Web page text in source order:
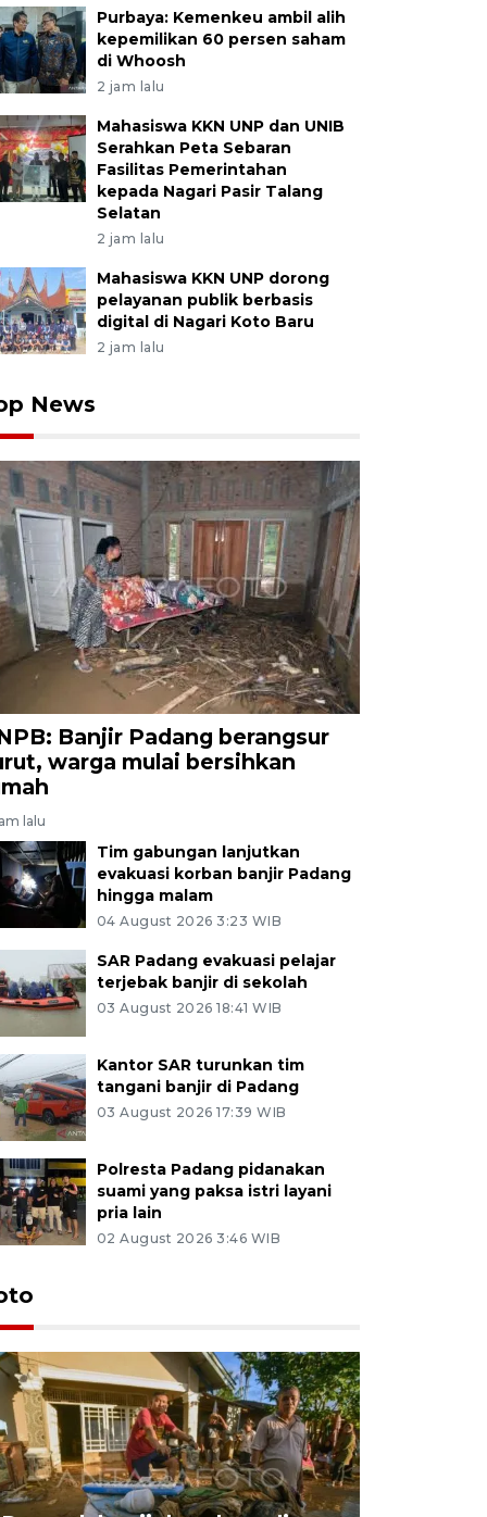
Purbaya: Kemenkeu ambil alih
kepemilikan 60 persen saham
di Whoosh
2 jam lalu
Mahasiswa KKN UNP dan UNIB
Serahkan Peta Sebaran
Fasilitas Pemerintahan
kepada Nagari Pasir Talang
Selatan
2 jam lalu
Mahasiswa KKN UNP dorong
pelayanan publik berbasis
digital di Nagari Koto Baru
2 jam lalu
News
Banjir Padang berangsur
warga mulai bersihkan
lalu
Tim gabungan lanjutkan
evakuasi korban banjir Padang
hingga malam
04 August 2026 3:23 WIB
SAR Padang evakuasi pelajar
terjebak banjir di sekolah
03 August 2026 18:41 WIB
Kantor SAR turunkan tim
tangani banjir di Padang
03 August 2026 17:39 WIB
Polresta Padang pidanakan
suami yang paksa istri layani
pria lain
02 August 2026 3:46 WIB